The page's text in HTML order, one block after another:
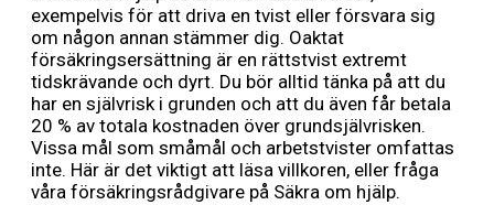
exempelvis för att driva en tvist eller försvara sig
om någon annan stämmer dig. Oaktat
försäkringsersättning är en rättstvist extremt
tidskrävande och dyrt. Du bör alltid tänka på att du
har en självrisk i grunden och att du även får betala
20 % av totala kostnaden över grundsjälvrisken.
Vissa mål som småmål och arbetstvister omfattas
inte. Här är det viktigt att läsa villkoren, eller fråga
våra försäkringsrådgivare på Säkra om hjälp.